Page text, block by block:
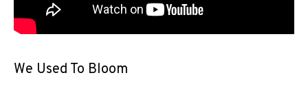
We Used To Bloom